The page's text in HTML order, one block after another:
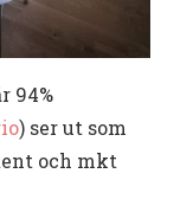
94%
) ser ut som
och mkt